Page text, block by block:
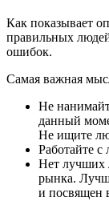
Как показывает
правильных
ошибок.
Самая важная
Не
данный
Не ищите
Работайте
Нет лучших
рынка.
и посвящен